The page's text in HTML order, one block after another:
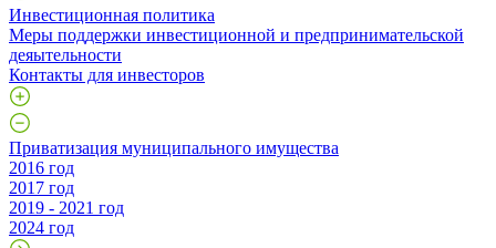
Инвестиционная политика
Меры поддержки инвестиционной и предпринимательской
деяытельности
Контакты для инвесторов
Приватизация муниципального имущества
2016 год
2017 год
2019 - 2021 год
2024 год